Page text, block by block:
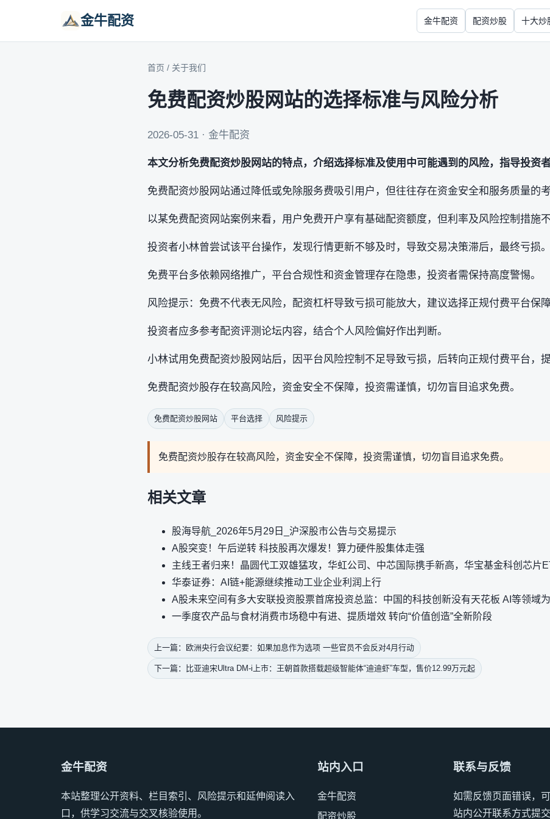
金牛配资 金牛配资 配资炒股 十大炒
首页 / 关于我们
免费配资炒股网站的选择标准与风险分析
2026-05-31 · 金牛配资
本文分析免费配资炒股网站的特点，介绍选择标准及使用中可能遇到的风险，指导投资者
免费配资炒股网站通过降低或免除服务费吸引用户，但往往存在资金安全和服务质量的考
以某免费配资网站案例来看，用户免费开户享有基础配资额度，但利率及风险控制措施
投资者小林曾尝试该平台操作，发现行情更新不够及时，导致交易决策滞后，最终亏损。
免费平台多依赖网络推广，平台合规性和资金管理存在隐患，投资者需保持高度警惕。
风险提示：免费不代表无风险，配资杠杆导致亏损可能放大，建议选择正规付费平台保障
投资者应多参考配资评测论坛内容，结合个人风险偏好作出判断。
小林试用免费配资炒股网站后，因平台风险控制不足导致亏损，后转向正规付费平台，
免费配资炒股存在较高风险，资金安全不保障，投资需谨慎，切勿盲目追求免费。
免费配资炒股网站 平台选择 风险提示
免费配资炒股存在较高风险，资金安全不保障，投资需谨慎，切勿盲目追求免费。
相关文章
股海导航_2026年5月29日_沪深股市公告与交易提示
A股突变！午后逆转 科技股再次爆发！算力硬件股集体走强
主线王者归来！晶圆代工双雄猛攻，华虹公司、中芯国际携手新高，华宝基金科创芯片
华泰证券：AI链+能源继续推动工业企业利润上行
A股未来空间有多大安联投资股票首席投资总监：中国的科技创新没有天花板 AI等领域
一季度农产品与食材消费市场稳中有进、提质增效 转向“价值创造”全新阶段
上一篇：欧洲央行会议纪要：如果加息作为选项 一些官员不会反对4月行动
下一篇：比亚迪宋Ultra DM-i上市：王朝首款搭载超级智能体“迪迪虾”车型，售价12.99万元起
金牛配资
本站整理公开资料、栏目索引、风险提示和延伸阅读入
口，供学习交流与交叉核验使用。
站内入口
金牛配资
配资炒股
联系与反馈
如需反馈页面错误，
站内公开联系方式提